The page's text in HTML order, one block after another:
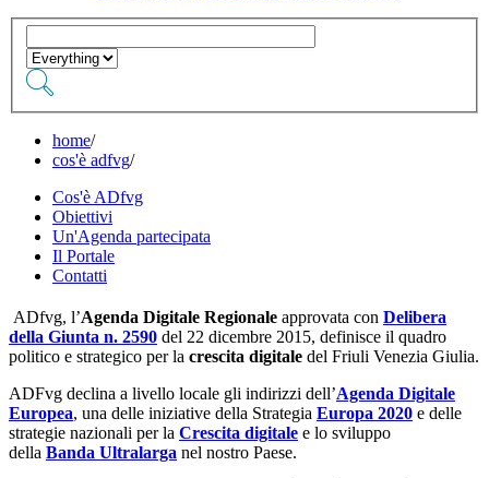
home/
cos'è adfvg/
Cos'è ADfvg
Obiettivi
Un'Agenda partecipata
Il Portale
Contatti
ADfvg, l’Agenda Digitale Regionale approvata con Delibera
della Giunta n. 2590 del 22 dicembre 2015, definisce il quadro
politico e strategico per la crescita digitale del Friuli Venezia Giulia.
ADFvg declina a livello locale gli indirizzi dell’Agenda Digitale
Europea, una delle iniziative della Strategia Europa 2020 e delle
strategie nazionali per la Crescita digitale e lo sviluppo
della Banda Ultralarga nel nostro Paese.